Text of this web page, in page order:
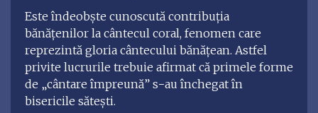
Este îndeobşte cunoscută contribuţia
bănăţenilor la cântecul coral, fenomen care
reprezintă gloria cântecului bănăţean. Astfel
privite lucrurile trebuie afirmat că primele forme
de „cântare împreună” s−au închegat în
bisericile săteşti.